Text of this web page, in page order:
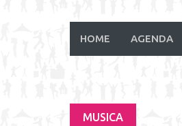
HOME AGENDA
MUSICA